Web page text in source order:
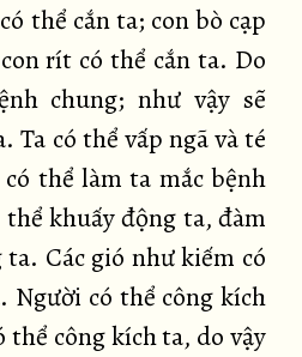
thể cắn ta; con bò cạp
rít có thể cắn ta. Do
chung; như vậy sẽ
Ta có thể vấp ngã và té
thể làm ta mắc bệnh
khuấy động ta, đàm
Các gió như kiếm có
Người có thể công kích
thể công kích ta, do vậy